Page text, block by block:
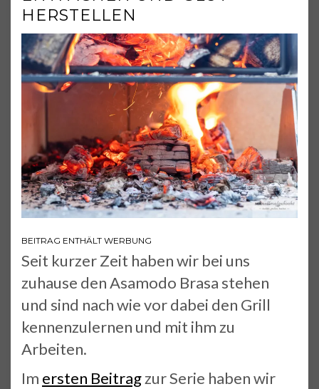
HERSTELLEN
BEITRAG ENTHÄLT WERBUNG
Seit kurzer Zeit haben wir bei uns
zuhause den Asamodo Brasa stehen
und sind nach wie vor dabei den Grill
kennenzulernen und mit ihm zu
Arbeiten.
Im ersten Beitragzur Serie haben wir